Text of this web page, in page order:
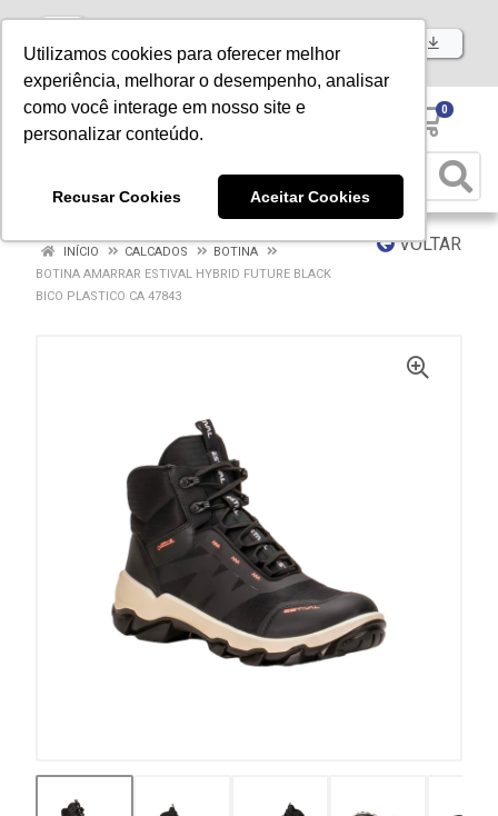
Utilizamos cookies para oferecer melhor
experiência, melhorar o desempenho, analisar
como você interage em nosso site e
personalizar conteúdo.
Recusar Cookies Aceitar Cookies
Baixe já nosso APP
0
VOLTAR
INÍCIO CALCADOS
BOTINA
BOTINA AMARRAR ESTIVAL HYBRID FUTURE BLACK
BICO PLASTICO CA 47843